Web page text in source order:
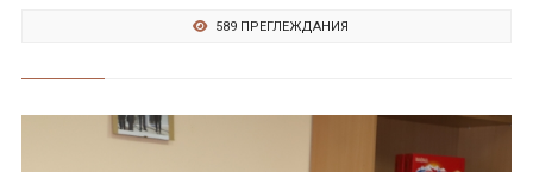
589 ПРЕГЛЕЖДАНИЯ